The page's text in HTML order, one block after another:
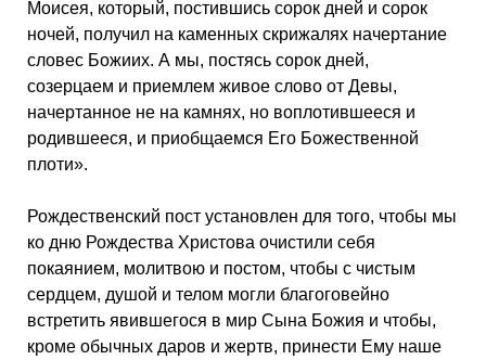
Моисея, который, постившись сорок дней и сорок
ночей, получил на каменных скрижалях начертание
словес Божиих. А мы, постясь сорок дней,
созерцаем и приемлем живое слово от Девы,
начертанное не на камнях, но воплотившееся и
родившееся, и приобщаемся Его Божественной
плоти».
Рождественский пост установлен для того, чтобы мы
ко дню Рождества Христова очистили себя
покаянием, молитвою и постом, чтобы с чистым
сердцем, душой и телом могли благоговейно
встретить явившегося в мир Сына Божия и чтобы,
кроме обычных даров и жертв, принести Ему наше